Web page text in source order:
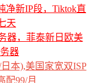
净新IP段，Tiktok直
天
器，菲泰新日欧美
器
本),美国家宽双ISP
配99/月